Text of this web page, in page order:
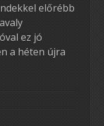
előrébb
ez jó
a héten újra